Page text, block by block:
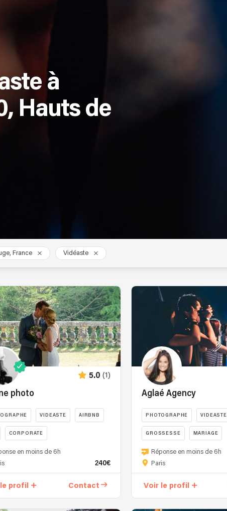
à
Hauts de
France Vidéaste
5.0 (1)
photo
VIDEASTE AIRBNB
CORPORATE
en moins de 6h
240€
profil Contact
Aglaé Agency
PHOTOGRAPHE VIDEASTE
GROSSESSE MARIAGE
Réponse en moins de 6h
Paris
Voir le profil